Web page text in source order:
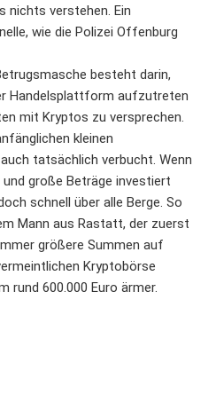
nichts verstehen. Ein
wie die Polizei Offenburg
besteht darin,
Handelsplattform aufzutreten
mit Kryptos zu versprechen.
kleinen
tatsächlich verbucht. Wenn
große Beträge investiert
schnell über alle Berge. So
Mann aus Rastatt, der zuerst
größere Summen auf
Kryptobörse
rund 600.000 Euro ärmer.